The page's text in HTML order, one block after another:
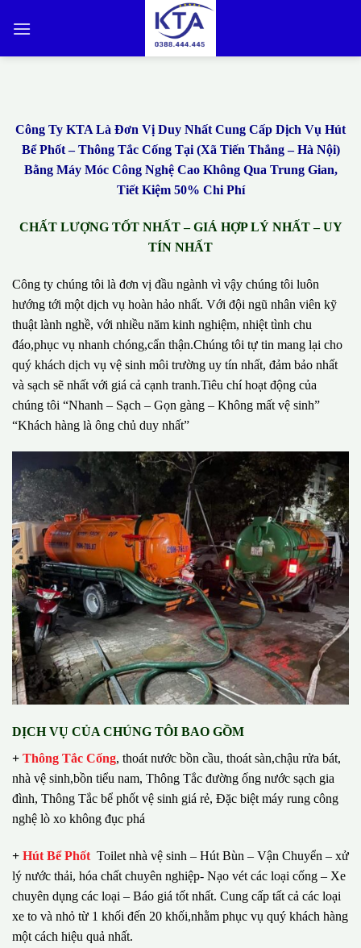
qua
Công Ty KTA Là Đơn Vị Duy Nhất Cung Cấp Dịch Vụ Hút
Bể Phốt – Thông Tắc Cống Tại (Xã Tiến Thắng – Hà Nội)
Bằng Máy Móc Công Nghệ Cao Không Qua Trung Gian,
Tiết Kiệm 50% Chi Phí
CHẤT LƯỢNG TỐT NHẤT – GIÁ HỢP LÝ NHẤT – UY
TÍN NHẤT
Công ty chúng tôi là đơn vị đầu ngành vì vậy chúng tôi luôn
hướng tới một dịch vụ hoàn hảo nhất. Với đội ngũ nhân viên kỹ
thuật lành nghề, với nhiều năm kinh nghiệm, nhiệt tình chu
đáo,phục vụ nhanh chóng,cẩn thận.Chúng tôi tự tin mang lại cho
quý khách dịch vụ vệ sinh môi trường uy tín nhất, đảm bảo nhất
và sạch sẽ nhất với giá cả cạnh tranh.Tiêu chí hoạt động của
chúng tôi “Nhanh – Sạch – Gọn gàng – Không mất vệ sinh”
“Khách hàng là ông chủ duy nhất”
DỊCH VỤ CỦA CHÚNG TÔI BAO GỒM
+ Thông Tắc Cống, thoát nước bồn cầu, thoát sàn,chậu rửa bát,
nhà vệ sinh,bồn tiểu nam, Thông Tắc đường ống nước sạch gia
đình, Thông Tắc bể phốt vệ sinh giá rẻ, Đặc biệt máy rung công
nghệ lò xo không đục phá
+ Hút Bể Phốt Toilet nhà vệ sinh – Hút Bùn – Vận Chuyển – xử
lý nước thải, hóa chất chuyên nghiệp- Nạo vét các loại cống – Xe
chuyên dụng các loại – Báo giá tốt nhất. Cung cấp tất cả các loại
xe to và nhỏ từ 1 khối đến 20 khối,nhằm phục vụ quý khách hàng
một cách hiệu quả nhất.